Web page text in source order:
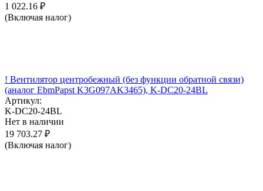
1 022.16 ₽
(Включая налог)
! Вентилятор центробежный (без функции обратной связи)
(аналог EbmPapst K3G097AK3465), K-DC20-24BL
Артикул:
K-DC20-24BL
Нет в наличии
19 703.27 ₽
(Включая налог)